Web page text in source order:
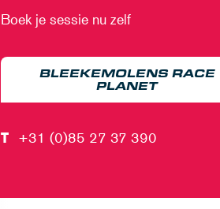
Boek je sessie nu zelf
BLEEKEMOLENS RACE
PLANET
T +31 (0)85 27 37 390